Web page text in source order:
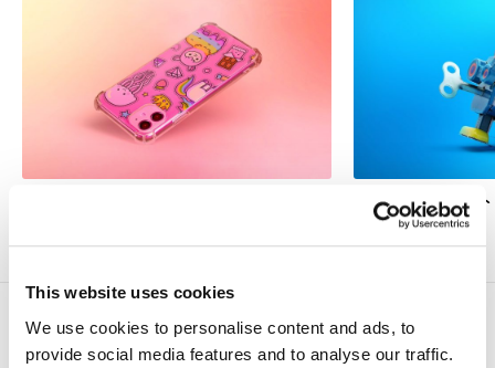
This website uses cookies
We use cookies to personalise content and ads, to
provide social media features and to analyse our traffic.
おもちゃのロボッ
リスク
こちらの記事もどうぞ